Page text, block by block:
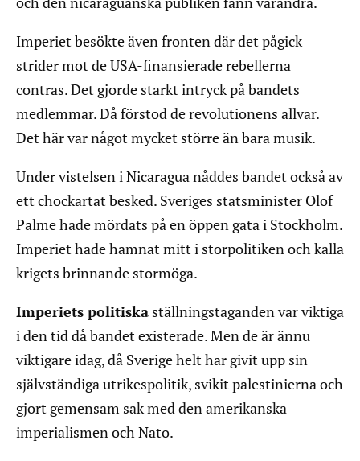
Imperiet besökte även fronten där det pågick
strider mot de USA-finansierade rebellerna
contras. Det gjorde starkt intryck på bandets
medlemmar. Då förstod de revolutionens allvar.
Det här var något mycket större än bara musik.
Under vistelsen i Nicaragua nåddes bandet också av
ett chockartat besked. Sveriges statsminister Olof
Palme hade mördats på en öppen gata i Stockholm.
Imperiet hade hamnat mitt i storpolitiken och kalla
krigets brinnande stormöga.
Imperiets politiska ställningstaganden var viktiga
i den tid då bandet existerade. Men de är ännu
viktigare idag, då Sverige helt har givit upp sin
självständiga utrikespolitik, svikit palestinierna och
gjort gemensam sak med den amerikanska
imperialismen och Nato.